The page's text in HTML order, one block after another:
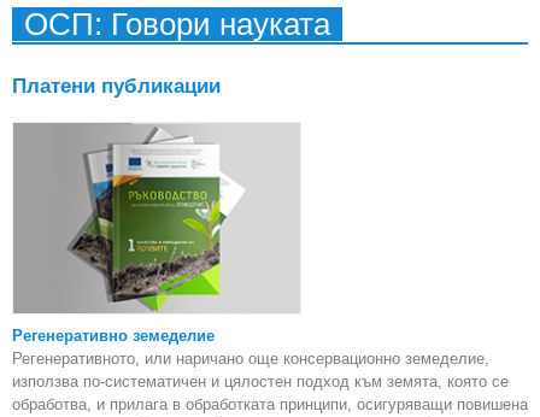
ОСП: Говори науката
Платени публикации
Регенеративно земеделие
Регенеративното, или наричано още консервационно земеделие,
използва по-систематичен и цялостен подход към земята, която се
обработва, и прилага в обработката принципи, осигуряващи повишена